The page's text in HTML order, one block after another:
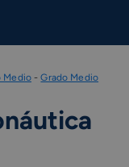
Medio-Grado Medio